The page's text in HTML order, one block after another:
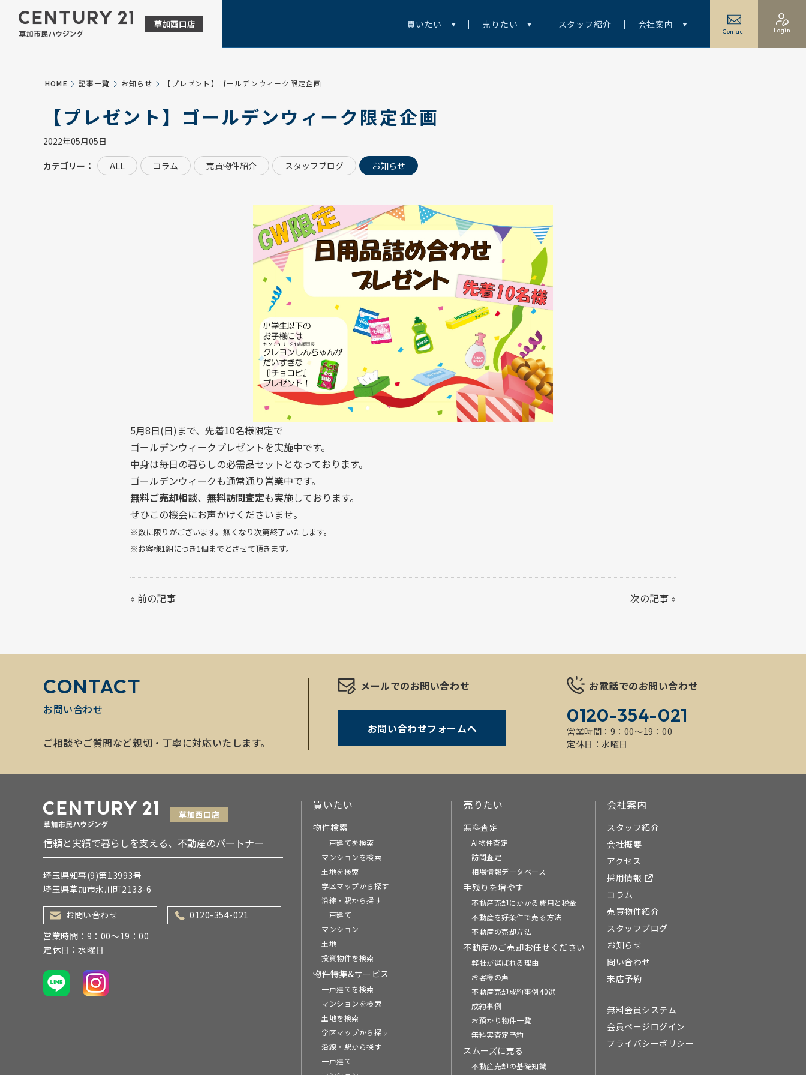
買いたい 売りたい スタッフ紹介 会社案内
Contact Login
HOME 記事一覧 お知らせ 【プレゼント】ゴールデンウィーク限定企画
【プレゼント】ゴールデンウィーク限定企画
2022年05月05日
カテゴリー： ALL コラム 売買物件紹介 スタッフブログ お知らせ
5月8日(日)まで、先着10名様限定で
ゴールデンウィークプレゼントを実施中です。
中身は毎日の暮らしの必需品セットとなっております。
ゴールデンウィークも通常通り営業中です。
無料ご売却相談、 無料訪問査定も実施しております。
ぜひこの機会にお声かけくださいませ。
※数に限りがございます。無くなり次第終了いたします。
※お客様1組につき1個までとさせて頂きます。
« 前の記事 次の記事 »
CONTACT
お問い合わせ
ご相談やご質問など親切・丁寧に対応いたします。
メールでのお問い合わせ
お問い合わせフォームへ
お電話でのお問い合わせ
0120-354-021
営業時間：9：00～19：00
定休日：水曜日
信頼と実績で暮らしを支える、不動産のパートナー
埼玉県知事(9)第13993号
埼玉県草加市氷川町2133-6
お問い合わせ
0120-354-021
営業時間：9：00～19：00
定休日：水曜日
買いたい
物件検索
一戸建てを検索
マンションを検索
土地を検索
学区マップから探す
沿線・駅から探す
一戸建て
マンション
土地
投資物件を検索
物件特集&サービス
一戸建てを検索
マンションを検索
土地を検索
学区マップから探す
沿線・駅から探す
一戸建て
売りたい
無料査定
AI物件査定
訪問査定
相場情報データベース
手残りを増やす
不動産売却にかかる費用と税金
不動産を好条件で売る方法
不動産の売却方法
不動産のご売却お任せください
弊社が選ばれる理由
お客様の声
不動産売却成約事例40選
成約事例
お預かり物件一覧
無料実査定予約
スムーズに売る
不動産売却の基礎知識
会社案内
スタッフ紹介
会社概要
アクセス
採用情報
コラム
売買物件紹介
スタッフブログ
お知らせ
問い合わせ
来店予約
無料会員システム
会員ページログイン
プライバシーポリシー